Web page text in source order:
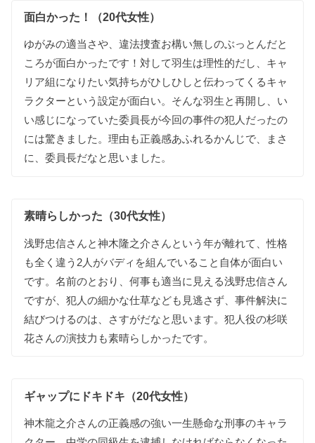
面白かった！（20代女性）
ゆがみの適当さや、違法捜査お構い無しのぶっとんだと
ころが面白かったです！対して羽生は理性的だし、キャ
リア組になりたい気持ちがひしひしと伝わってくるキャ
ラクターという設定が面白い。そんな羽生と再開し、い
い感じになっていた委員長が今回の事件の犯人だったの
には驚きました。理由も正義感あふれるかんじで、まさ
に、委員長だなと思いました。
素晴らしかった（30代女性）
浅野忠信さんと神木隆之介さんという年が離れて、性格
も全く違う2人がバディを組んでいること自体が面白い
です。名前のとおり、何事も適当に見える浅野忠信さん
ですが、犯人の細かな仕草なども見逃さず、事件解決に
結びつけるのは、さすがだなと思います。犯人役の杉咲
花さんの演技力も素晴らしかったです。
ギャップにドキドキ（20代女性）
神木龍之介さんの正義感の強い一生懸命な刑事のキャラ